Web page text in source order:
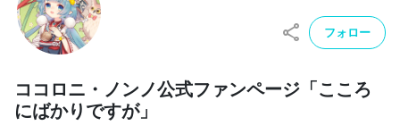
ココロニ・ノンノ公式ファンページ「こころ
にばかりですが」
フォロー